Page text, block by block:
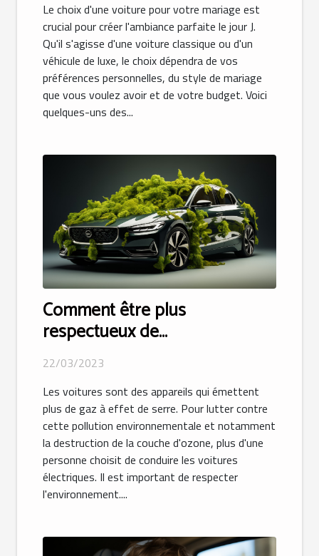
Le choix d'une voiture pour votre mariage est
crucial pour créer l'ambiance parfaite le jour J.
Qu'il s'agisse d'une voiture classique ou d'un
véhicule de luxe, le choix dépendra de vos
préférences personnelles, du style de mariage
que vous voulez avoir et de votre budget. Voici
quelques-uns des...
Comment être plus
respectueux de
l’environnement avec votre
voiture ?
22/03/2023
Les voitures sont des appareils qui émettent
plus de gaz à effet de serre. Pour lutter contre
cette pollution environnementale et notamment
la destruction de la couche d'ozone, plus d'une
personne choisit de conduire les voitures
électriques. Il est important de respecter
l'environnement....